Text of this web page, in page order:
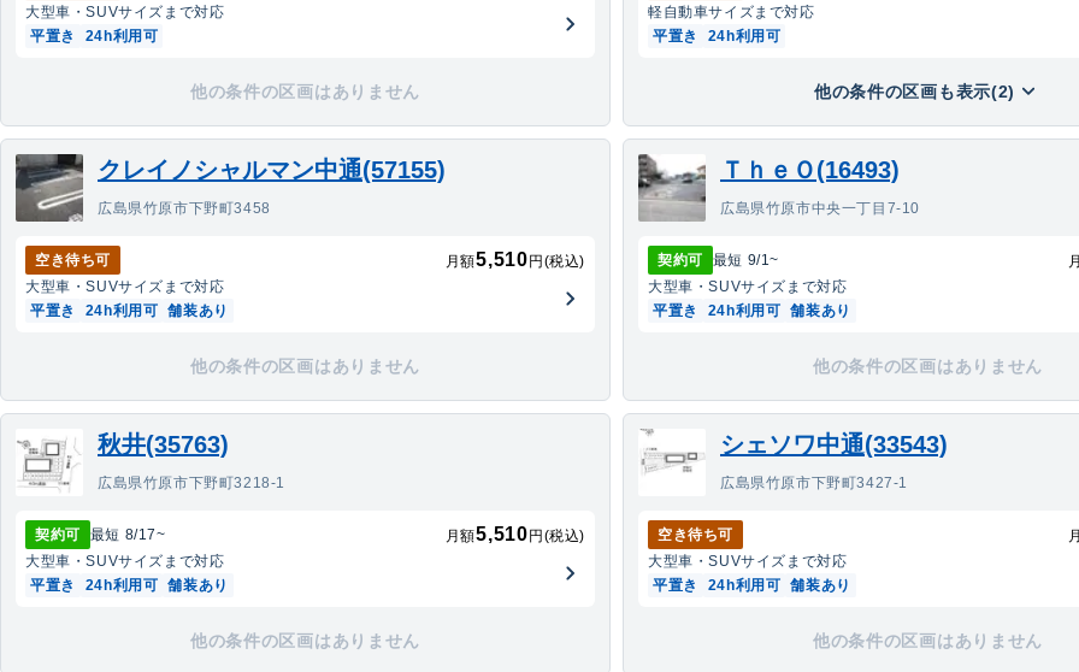
大型車・SUVサイズまで対応
平置き
24h利用可
他の条件の区画はありません
軽自動車サイズまで対応
平置き
24h利用可
他の条件の区画も表示(2)
クレイノシャルマン中通(57155)
広島県竹原市下野町3458
空き待ち可 月額5,510 円(税込)
大型車・SUVサイズまで対応
平置き
24h利用可 舗装あり
他の条件の区画はありません
ＴｈｅＯ(16493)
広島県竹原市中央一丁目7-10
契約可 最短 9/1~
大型車・SUVサイズまで対応
平置き
24h利用可 舗装あり
他の条件の区画はありません
秋井(35763)
広島県竹原市下野町3218-1
契約可 最短 8/17~ 月額5,510 円(税込)
大型車・SUVサイズまで対応
平置き
24h利用可 舗装あり
他の条件の区画はありません
シェソワ中通(33543)
広島県竹原市下野町3427-1
空き待ち可
大型車・SUVサイズまで対応
平置き
24h利用可 舗装あり
他の条件の区画はありません